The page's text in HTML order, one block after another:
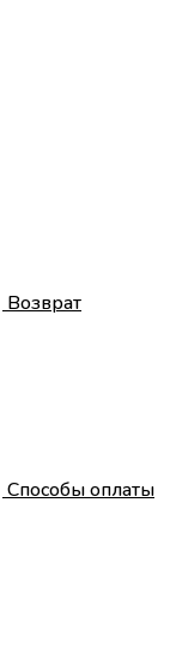
Возврат
Способы оплаты